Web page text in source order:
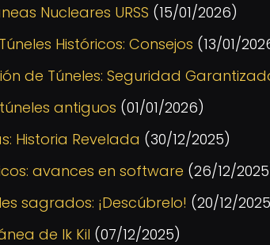
Nucleares URSS (15/01/2026)
Históricos: Consejos (13/01/
de Túneles: Seguridad
antiguos (01/01/2026)
Historia Revelada (30/12/2025)
avances en software (26/12/
sagrados: ¡Descúbrelo! (20/12/
de Ik Kil (07/12/2025)